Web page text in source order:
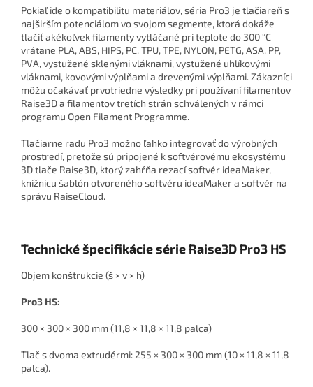
Pokiaľ ide o kompatibilitu materiálov, séria Pro3 je tlačiareň s
najširším potenciálom vo svojom segmente, ktorá dokáže
tlačiť akékoľvek filamenty vytláčané pri teplote do 300 °C
vrátane PLA, ABS, HIPS, PC, TPU, TPE, NYLON, PETG, ASA, PP,
PVA, vystužené sklenými vláknami, vystužené uhlíkovými
vláknami, kovovými výplňami a drevenými výplňami. Zákazníci
môžu očakávať prvotriedne výsledky pri používaní filamentov
Raise3D a filamentov tretích strán schválených v rámci
programu Open Filament Programme.
Tlačiarne radu Pro3 možno ľahko integrovať do výrobných
prostredí, pretože sú pripojené k softvérovému ekosystému
3D tlače Raise3D, ktorý zahŕňa rezací softvér ideaMaker,
knižnicu šablón otvoreného softvéru ideaMaker a softvér na
správu RaiseCloud.
Technické špecifikácie série Raise3D Pro3 HS
Objem konštrukcie (š × v × h)
Pro3 HS:
300 × 300 × 300 mm (11,8 × 11,8 × 11,8 palca)
Tlač s dvoma extrudérmi: 255 × 300 × 300 mm (10 × 11,8 × 11,8
palca).